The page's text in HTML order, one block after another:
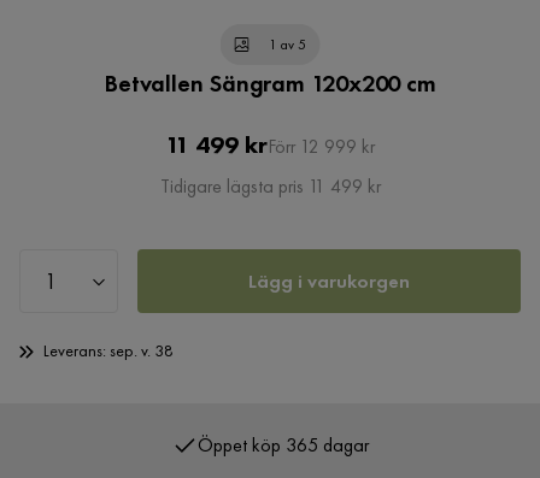
1 av 5
Betvallen Sängram 120x200 cm
Pris
11 499 krOriginal
Pris
Förr 12 999 kr
Tidigare lägsta pris 11 499 kr
Lägg i varukorgen
Leverans: sep. v. 38
Över 400 000 nöjda kunder